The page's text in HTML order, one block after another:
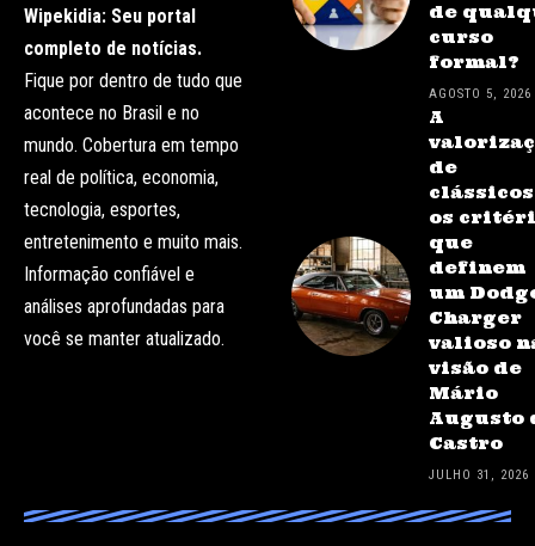
Wipekidia: Seu portal
completo de notícias.
Fique por dentro de tudo que
acontece no Brasil e no
mundo. Cobertura em tempo
real de política, economia,
tecnologia, esportes,
entretenimento e muito mais.
Informação confiável e
análises aprofundadas para
você se manter atualizado.
de
curso
formal?
AGOSTO 5, 2026
A
de
clássicos
os
que
definem
um
Charger
valioso
visão de
Mário
Augusto
Castro
JULHO 31, 2026